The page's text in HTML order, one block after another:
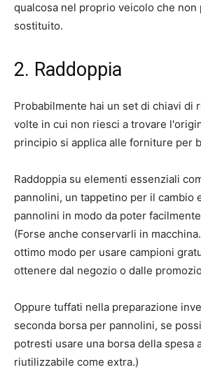
qualcosa nel proprio veicolo che non
sostituito.
2. Raddoppia
Probabilmente hai un set di chiavi di
volte in cui non riesci a trovare
principio si applica alle forniture per
Raddoppia su elementi essenziali
pannolini, un tappetino per il cambio
pannolini in modo da poter
(Forse anche conservarli in
ottimo modo per usare campioni
ottenere dal negozio o dalle
Oppure tuffati nella preparazione
seconda borsa per pannolini, se
potresti usare una borsa della spesa
riutilizzabile come extra.)